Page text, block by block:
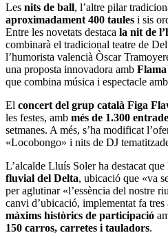
Les nits de ball, l’altre pilar
aproximadament 400 taules i sis
Entre les novetats destaca la nit de
combinarà el tradicional teatre de
l’humorista valencià Òscar
una proposta innovadora amb
que combina música i espectacle
El concert del grup català Figa
les festes, amb més de 1.300
setmanes. A més, s’ha modificat
«Locobongo» i nits de DJ
L’alcalde Lluís Soler ha destacat que
fluvial del Delta, ubicació que «va
per aglutinar «l’essència del nostre
canvi d’ubicació, implementat fa tres
màxims històrics de participació
150 carros, carretes i tauladors.